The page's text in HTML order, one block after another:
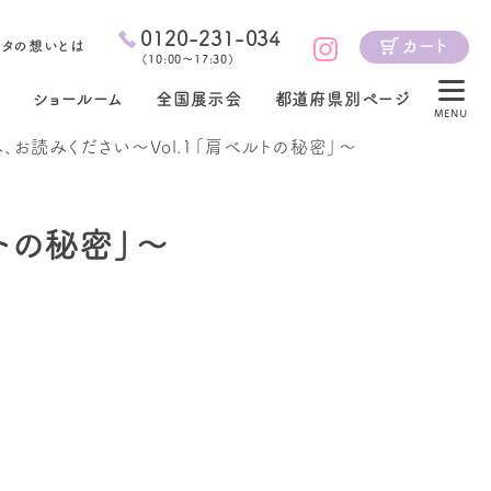
タの想いとは 0120-231-034
（ 10:00～17:30 ）
カート
ショールーム 全国展示会 都道府県別ページ
MENU
お読みください～Vol.1「肩ベルトの秘密」～
の秘密」～